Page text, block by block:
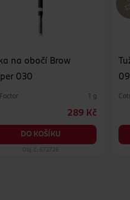
na obočí Brow
030
1 g
289 Kč
DO KOŠÍKU
Obj. č.: 672726